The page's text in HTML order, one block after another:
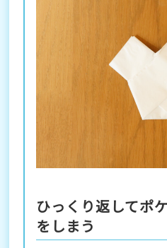
ひっくり返してポ
をしまう